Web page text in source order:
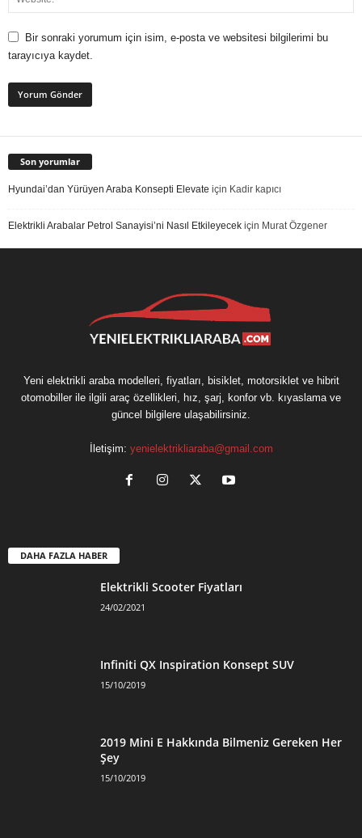
Bir sonraki yorumum için isim, e-posta ve websitesi bilgilerimi bu
tarayıcıya kaydet.
Son yorumlar
Hyundai’dan Yürüyen Araba Konsepti Elevate için Kadir kapıcı
Elektrikli Arabalar Petrol Sanayisi’ni Nasıl Etkileyecek için Murat Özgener
Yeni elektrikli araba modelleri, fiyatları, bisiklet, motorsiklet ve hibrit
otomobiller ile ilgili araç özellikleri, hız, şarj, konfor vb. kıyaslama ve
güncel bilgilere ulaşabilirsiniz.
İletişim: yenielektrikliaraba@gmail.com
DAHA FAZLA HABER
Elektrikli Scooter Fiyatları
24/02/2021
Infiniti QX Inspiration Konsept SUV
15/10/2019
2019 Mini E Hakkında Bilmeniz Gereken Her
Şey
15/10/2019